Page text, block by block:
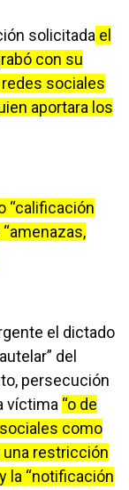
solicitada el
con su
redes sociales
aportara los
“calificación
el dictado
del
persecución
víctima “o de
como
una restricción
la “notificación